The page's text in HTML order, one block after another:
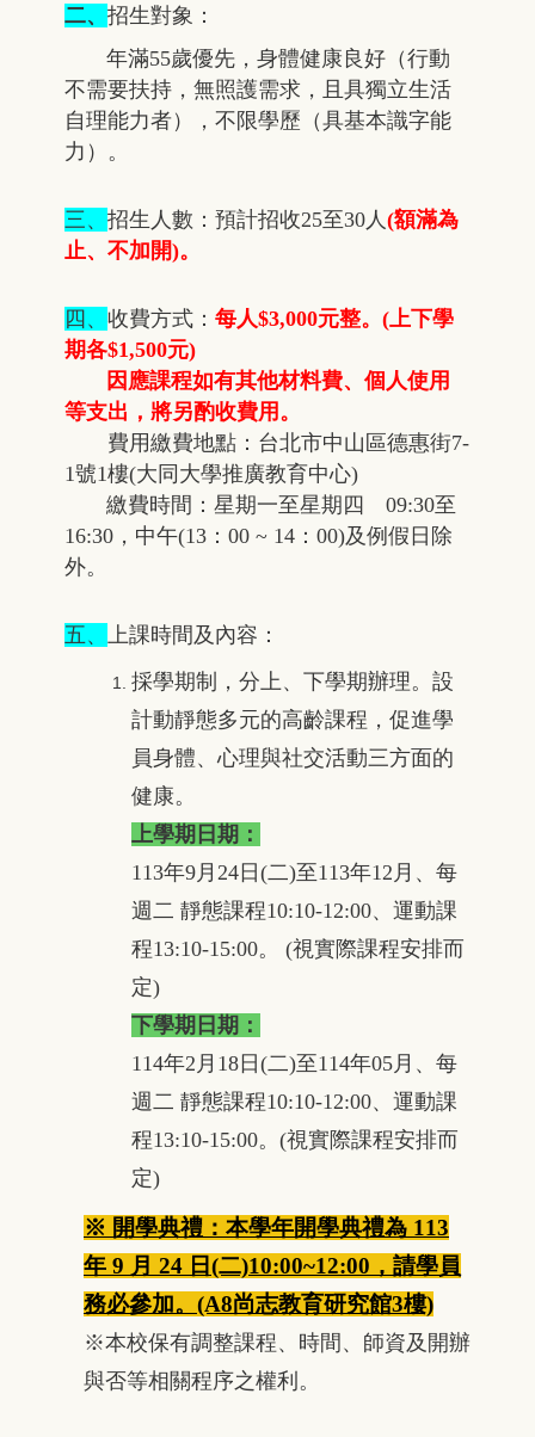
二、 招生對象：
年滿55歲優先，身體健康良好（行動
不需要扶持，無照護需求，且具獨立生活
自理能力者），不限學歷（具基本識字能
力）。
三、 招生人數：預計招收25至30人(額滿為
止、不加開)。
四、 收費方式： 每人$3,000元整。(上下學
期各$1,500元)
因應課程如有其他材料費、個人使用
等支出，將另酌收費用。
費用繳費地點：台北市中山區德惠街7-
1號1樓(大同大學推廣教育中心)
繳費時間：星期一至星期四 09:30至
16:30，中午(13：00 ~ 14：00)及例假日除
外。
五、 上課時間及內容：
採學期制，分上、下學期辦理。設
計動靜態多元的高齡課程，促進學
員身體、心理與社交活動三方面的
健康。
上學期日期：
113年9月24日(二)至113年12月、 每
週二 靜態課程10:10-12:00、運動課
程13:10-15:00。
(視實際課程安排而
定)
下學期日期：
114年2月18日(二)至114年05月 、 每
週二 靜態課程10:10-12:00、運動課
程13:10-15:00。 (視實際課程安排而
定)
※ 開學典禮：本學年開學典禮為 113
年 9 月 24 日(二)10:00~12:00，請學員
務必參加。(A8尚志教育研究館3樓)
※本校保有調整課程、時間、師資及開辦
與否等相關程序之權利。